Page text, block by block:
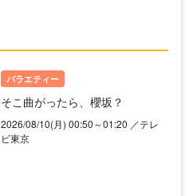
バラエティー
そこ曲がったら、櫻坂？
2026/08/10(月) 00:50～01:20 ／テレ
ビ東京